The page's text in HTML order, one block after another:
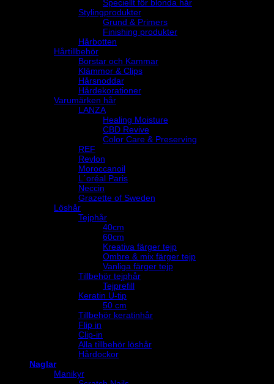
Speciellt för blonda hår
Stylingprodukter
Grund & Primers
Finishing produkter
Hårbotten
Hårtillbehör
Borstar och Kammar
Klämmor & Clips
Hårsnoddar
Hårdekorationer
Varumärken hår
LANZA
Healing Moisture
CBD Revive
Color Care & Preserving
REF
Revlon
Moroccanoil
L´oréal Paris
Neccin
Grazette of Sweden
Löshår
Tejphår
40cm
60cm
Kreativa färger tejp
Ombre & mix färger tejp
Vanliga färger tejp
Tillbehör tejphår
Tejprefill
Keratin U-tip
50 cm
Tillbehör keratinhår
Flip in
Clip-in
Alla tillbehör löshår
Hårdockor
Naglar
Manikyr